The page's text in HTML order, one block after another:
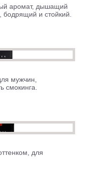
аромат, дышащий
бодрящий и стойкий.
мужчин,
смокинга.
для